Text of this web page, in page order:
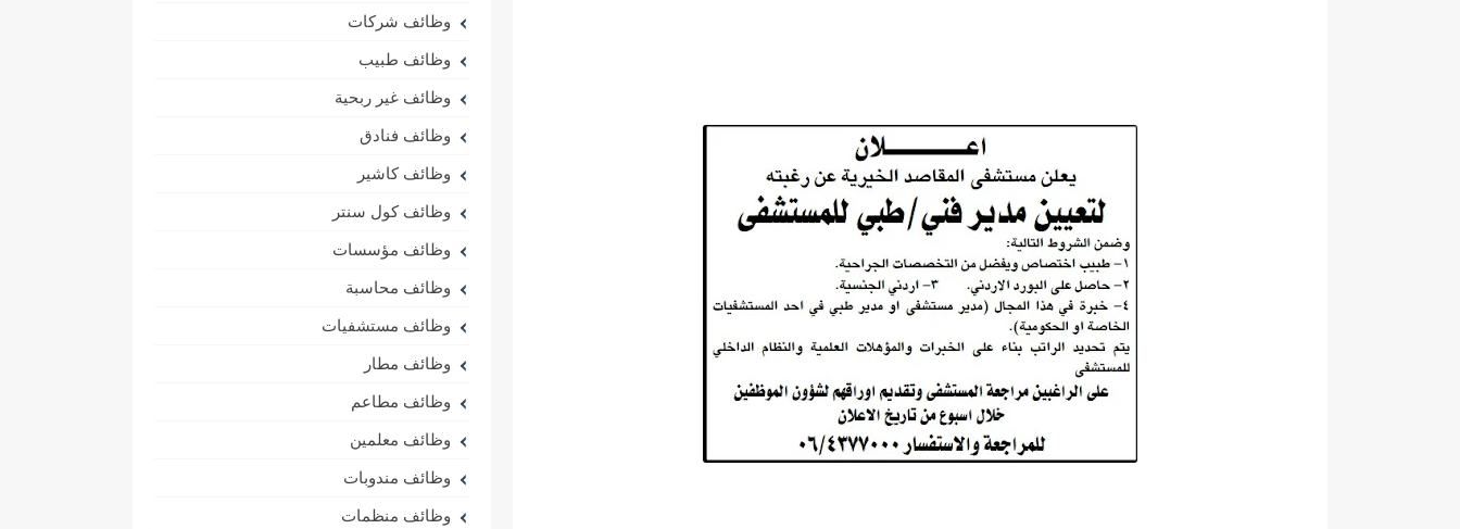
وظائف شركات
وظائف طبيب
وظائف غير ربحية
وظائف فنادق
وظائف كاشير
وظائف كول سنتر
وظائف مؤسسات
وظائف محاسبة
وظائف مستشفيات
وظائف مطار
وظائف مطاعم
وظائف معلمين
وظائف مندوبات
وظائف منظمات